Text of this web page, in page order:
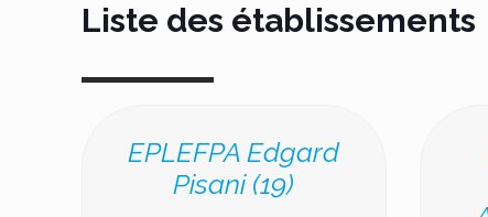
Liste des établissements
EPLEFPA Edgard
Pisani (19)